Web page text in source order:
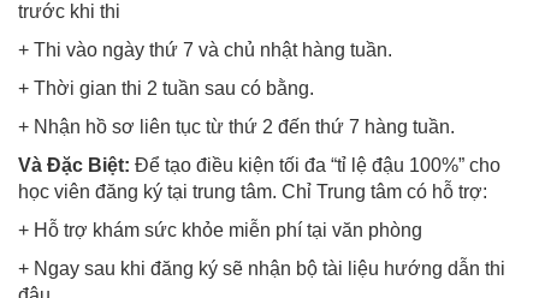
trước khi thi
+ Thi vào ngày thứ 7 và chủ nhật hàng tuần.
+ Thời gian thi 2 tuần sau có bằng.
+ Nhận hồ sơ liên tục từ thứ 2 đến thứ 7 hàng tuần.
Và Đặc Biệt: Để tạo điều kiện tối đa “tỉ lệ đậu 100%” cho
học viên đăng ký tại trung tâm. Chỉ Trung tâm có hỗ trợ:
+ Hỗ trợ khám sức khỏe miễn phí tại văn phòng
+ Ngay sau khi đăng ký sẽ nhận bộ tài liệu hướng dẫn thi